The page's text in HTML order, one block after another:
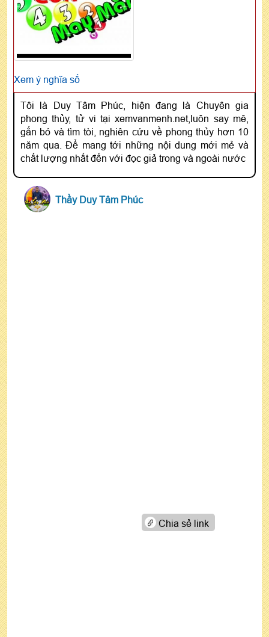
Xem ý nghĩa số
Tôi là Duy Tâm Phúc, hiện đang là Chuyên gia
phong thủy, tử vi tại xemvanmenh.net,luôn say mê,
gắn bó và tìm tòi, nghiên cứu về phong thủy hơn 10
năm qua. Để mang tới những nội dung mới mẻ và
chất lượng nhất đến với đọc giả trong và ngoài nước
Thầy Duy Tâm Phúc
Chia sẻ link